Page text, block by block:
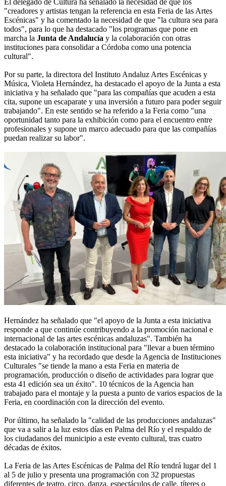
El delegado de Cultura ha señalado la necesidad de que los
"creadores y artistas tengan la referencia en esta Feria de las Artes
Escénicas" y ha comentado la necesidad de que "la cultura sea para
todos", para lo que ha destacado "los programas que pone en
marcha la Junta de Andalucía y la colaboración con otras
instituciones para consolidar a Córdoba como una potencia
cultural".
Por su parte, la directora del Instituto Andaluz Artes Escénicas y
Música, Violeta Hernández, ha destacado el apoyo de la Junta a esta
iniciativa y ha señalado que "para las compañías que acuden a esta
cita, supone un escaparate y una inversión a futuro para poder seguir
trabajando". En este sentido se ha referido a la Feria como "una
oportunidad tanto para la exhibición como para el encuentro entre
profesionales y supone un marco adecuado para que las compañías
puedan realizar su labor".
Hernández ha señalado que "el apoyo de la Junta a esta iniciativa
responde a que continúe contribuyendo a la promoción nacional e
internacional de las artes escénicas andaluzas". También ha
destacado la colaboración institucional para "llevar a buen término
esta iniciativa" y ha recordado que desde la Agencia de Instituciones
Culturales "se tiende la mano a esta Feria en materia de
programación, producción o diseño de actividades para lograr que
esta 41 edición sea un éxito". 10 técnicos de la Agencia han
trabajado para el montaje y la puesta a punto de varios espacios de la
Feria, en coordinación con la dirección del evento.
Por último, ha señalado la "calidad de las producciones andaluzas"
que va a salir a la luz estos días en Palma del Río y el respaldo de
los ciudadanos del municipio a este evento cultural, tras cuatro
décadas de éxitos.
La Feria de las Artes Escénicas de Palma del Río tendrá lugar del 1
al 5 de julio y presenta una programación con 32 propuestas
diferentes de teatro, circo, danza, espectáculos de calle, títeres o